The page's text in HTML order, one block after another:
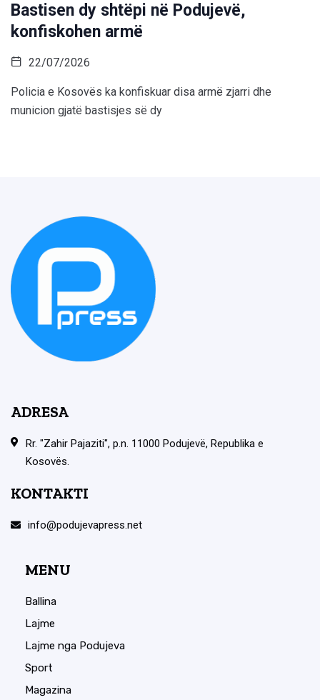
Bastisen dy shtëpi në Podujevë,
konfiskohen armë
22/07/2026
Policia e Kosovës ka konfiskuar disa armë zjarri dhe
municion gjatë bastisjes së dy
ADRESA
Rr. "Zahir Pajaziti", p.n. 11000 Podujevë, Republika e
Kosovës.
KONTAKTI
info@podujevapress.net
MENU
Ballina
Lajme
Lajme nga Podujeva
Sport
Magazina